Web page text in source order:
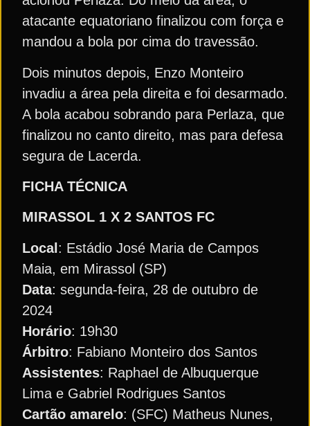
atacante equatoriano finalizou com força e
mandou a bola por cima do travessão.
Dois minutos depois, Enzo Monteiro
invadiu a área pela direita e foi desarmado.
A bola acabou sobrando para Perlaza, que
finalizou no canto direito, mas para defesa
segura de Lacerda.
FICHA TÉCNICA
MIRASSOL 1 X 2 SANTOS FC
Local : Estádio José Maria de Campos
Maia, em Mirassol (SP)
Data: segunda-feira, 28 de outubro de
2024
Horário: 19h30
Árbitro: Fabiano Monteiro dos Santos
Assistentes: Raphael de Albuquerque
Lima e Gabriel Rodrigues Santos
Cartão amarelo: (SFC) Matheus Nunes,